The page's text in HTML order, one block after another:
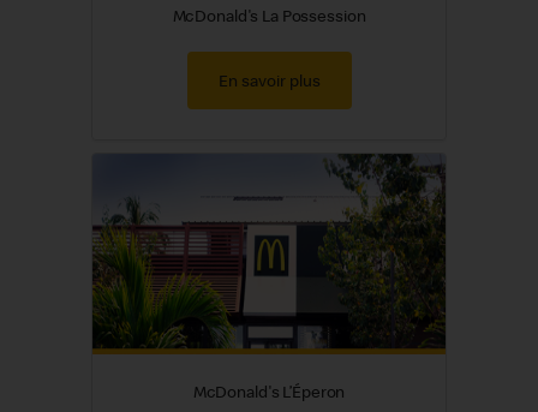
McDonald's La Possession
En savoir plus
McDonald's L’Éperon